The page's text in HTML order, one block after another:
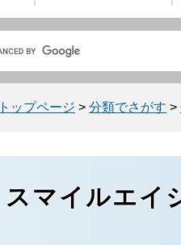
トップページ > 分類でさがす >
スマイルエイ